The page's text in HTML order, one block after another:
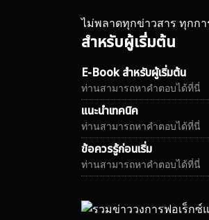
ไม่พลาดทุกข่าวสาร ทุกกา
สำหรับผู้เริ่มต้น
E-Book สำหรับผู้เริ่มต้น
ท่านสามารถหาคำตอบได้ที่นี่
แนะนำเทคนิค
ท่านสามารถหาคำตอบได้ที่นี่
ข้อควรรู้ก่อนเริ่ม
ท่านสามารถหาคำตอบได้ที่นี่